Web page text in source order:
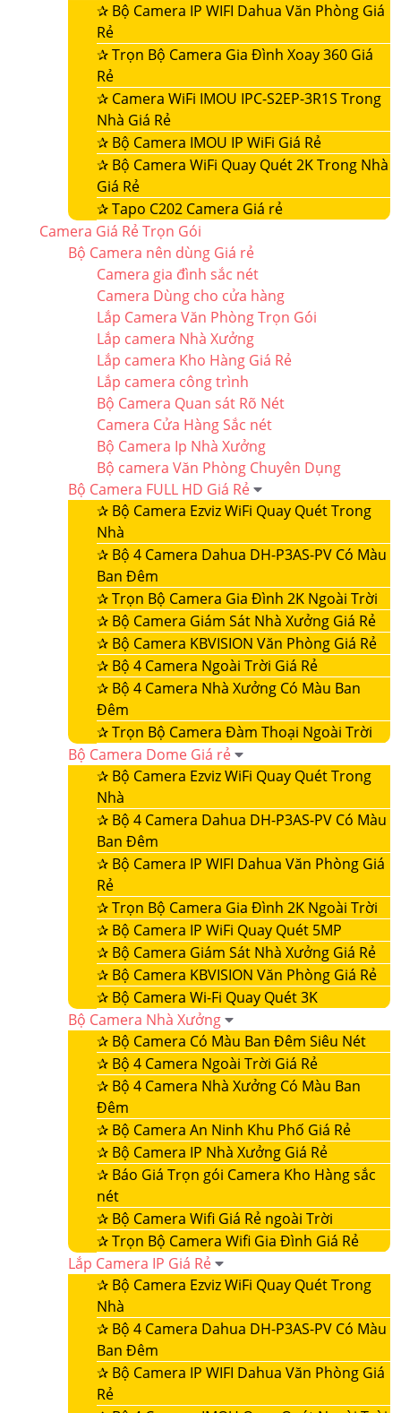
✰ Bộ Camera IP WIFI Dahua Văn Phòng Giá
Rẻ
✰Trọn Bộ Camera Gia Đình Xoay 360 Giá
Rẻ
✰ Camera WiFi IMOU IPC-S2EP-3R1S Trong
Nhà Giá Rẻ
✰ Bộ Camera IMOU IP WiFi Giá Rẻ
✰ Bộ Camera WiFi Quay Quét 2K Trong Nhà
Giá Rẻ
✰Tapo C202 Camera Giá rẻ
Camera Giá Rẻ Trọn Gói
Bộ Camera nên dùng Giá rẻ
Camera gia đình sắc nét
Camera Dùng cho cửa hàng
Lắp Camera Văn Phòng Trọn Gói
Lắp camera Nhà Xưởng
Lắp camera Kho Hàng Giá Rẻ
Lắp camera công trình
Bộ Camera Quan sát Rõ Nét
Camera Cửa Hàng Sắc nét
Bộ Camera Ip Nhà Xưởng
Bộ camera Văn Phòng Chuyên Dụng
Bộ Camera FULL HD Giá Rẻ
✰ Bộ Camera Ezviz WiFi Quay Quét Trong
Nhà
✰ Bộ 4 Camera Dahua DH-P3AS-PV Có Màu
Ban Đêm
✰Trọn Bộ Camera Gia Đình 2K Ngoài Trời
✰ Bộ Camera Giám Sát Nhà Xưởng Giá Rẻ
✰ Bộ Camera KBVISION Văn Phòng Giá Rẻ
✰ Bộ 4 Camera Ngoài Trời Giá Rẻ
✰ Bộ 4 Camera Nhà Xưởng Có Màu Ban
Đêm
✰Trọn Bộ Camera Đàm Thoại Ngoài Trời
Bộ Camera Dome Giá rẻ
✰ Bộ Camera Ezviz WiFi Quay Quét Trong
Nhà
✰ Bộ 4 Camera Dahua DH-P3AS-PV Có Màu
Ban Đêm
✰ Bộ Camera IP WIFI Dahua Văn Phòng Giá
Rẻ
✰Trọn Bộ Camera Gia Đình 2K Ngoài Trời
✰ Bộ Camera IP WiFi Quay Quét 5MP
✰ Bộ Camera Giám Sát Nhà Xưởng Giá Rẻ
✰ Bộ Camera KBVISION Văn Phòng Giá Rẻ
✰ Bộ Camera Wi-Fi Quay Quét 3K
Bộ Camera Nhà Xưởng
✰ Bộ Camera Có Màu Ban Đêm Siêu Nét
✰ Bộ 4 Camera Ngoài Trời Giá Rẻ
✰ Bộ 4 Camera Nhà Xưởng Có Màu Ban
Đêm
✰ Bộ Camera An Ninh Khu Phố Giá Rẻ
✰ Bộ Camera IP Nhà Xưởng Giá Rẻ
✰ Báo Giá Trọn gói Camera Kho Hàng sắc
nét
✰ Bộ Camera Wifi Giá Rẻ ngoài Trời
✰Trọn Bộ Camera Wifi Gia Đình Giá Rẻ
Lắp Camera IP Giá Rẻ
✰ Bộ Camera Ezviz WiFi Quay Quét Trong
Nhà
✰ Bộ 4 Camera Dahua DH-P3AS-PV Có Màu
Ban Đêm
✰ Bộ Camera IP WIFI Dahua Văn Phòng Giá
Rẻ